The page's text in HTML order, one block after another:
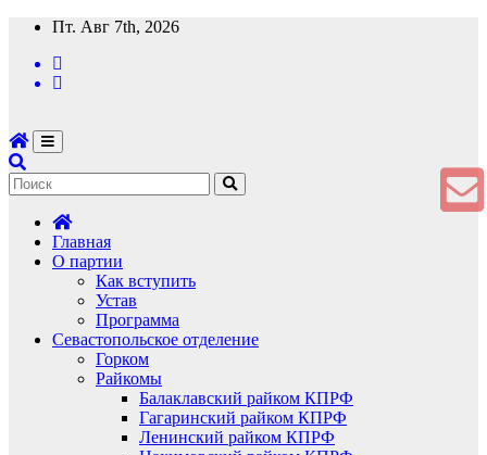
Перейти
содержимому
Пт. Авг 7th, 2026
Главная
О партии
Как вступить
Устав
Программа
Севастопольское отделение
Горком
Райкомы
Балаклавский райком КПРФ
Гагаринский райком КПРФ
Ленинский райком КПРФ